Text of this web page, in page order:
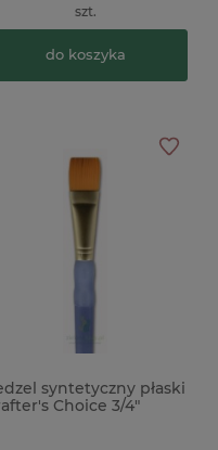
szt.
do koszyka
syntetyczny płaski
Choice 3/4"